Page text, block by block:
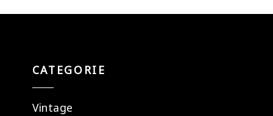
CATEGORIE
Vintage